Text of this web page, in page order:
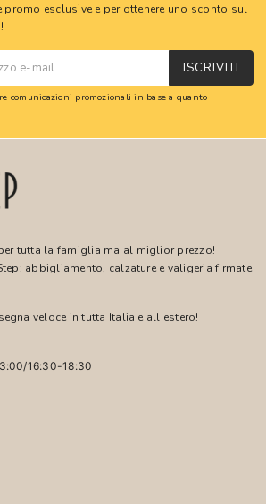
promo esclusive e per ottenere uno sconto sul
ISCRIVITI
comunicazioni promozionali in base a quanto
tutta la famiglia ma al miglior prezzo!
abbigliamento, calzature e valigeria firmate
veloce in tutta Italia e all'estero!
16:30-18:30